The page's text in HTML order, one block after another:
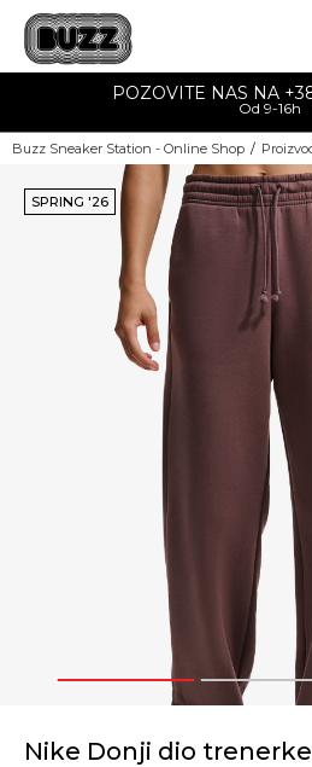
POZOVITE NAS NA
Od 9-16h
Buzz Sneaker Station - Online Shop
1 2
SPRING '26
Nike Donji dio trenerke